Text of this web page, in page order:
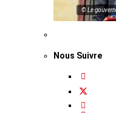
© Le
Nous Suivre